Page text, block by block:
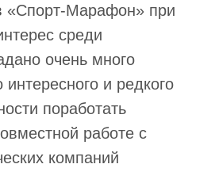
«Спорт-Марафон» при
среди
очень много
и редкого
поработать
работе с
компаний